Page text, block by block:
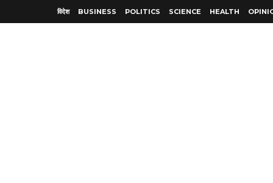
विदेश BUSINESS POLITICS SCIENCE HEALTH